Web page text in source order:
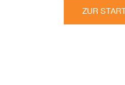
ZUR